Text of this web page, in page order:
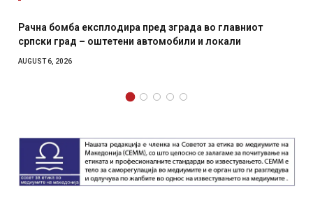
Рачна бомба експлодира пред зграда во главниот
српски град – оштетени автомобили и локали
AUGUST 6, 2026